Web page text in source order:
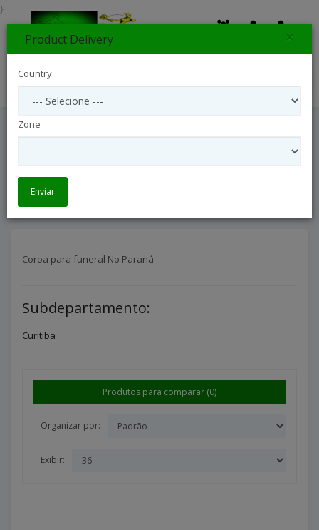
Coroa Para Funeral No Paraná
Coroa para funeral No Paraná
Subdepartamento:
Curitiba
Produtos para comparar (0)
Organizar por:
Exibir:
}
Product Delivery ×
Country
Zone
Enviar